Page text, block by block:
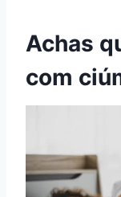
Achas
com